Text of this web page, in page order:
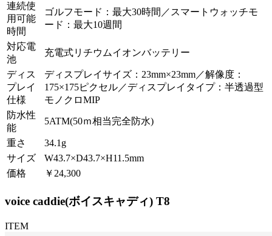
連続使
用可能
時間
ゴルフモード：最大30時間／スマートウォッチモ
ード：最大10週間
対応電
池
充電式リチウムイオンバッテリー
ディス
プレイ
仕様
ディスプレイサイズ：23mm×23mm／解像度：
175×175ピクセル／ディスプレイタイプ：半透過型
モノクロMIP
防水性
能
5ATM(50ｍ相当完全防水)
重さ
34.1g
サイズ
W43.7×D43.7×H11.5mm
価格
￥24,300
voice caddie(ボイスキャディ) T8
ITEM